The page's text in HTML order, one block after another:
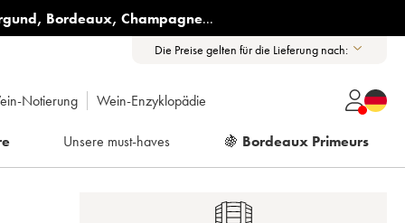
, Bordeaux, Champagne...
Die Preise gelten für die Lieferung nach:
Notierung Wein-Enzyklopädie
Unsere must-haves 🍇 Bordeaux Primeurs